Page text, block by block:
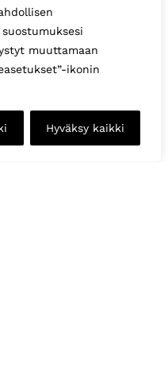
muuttamaan
ikonin
Hyväksy kaikki